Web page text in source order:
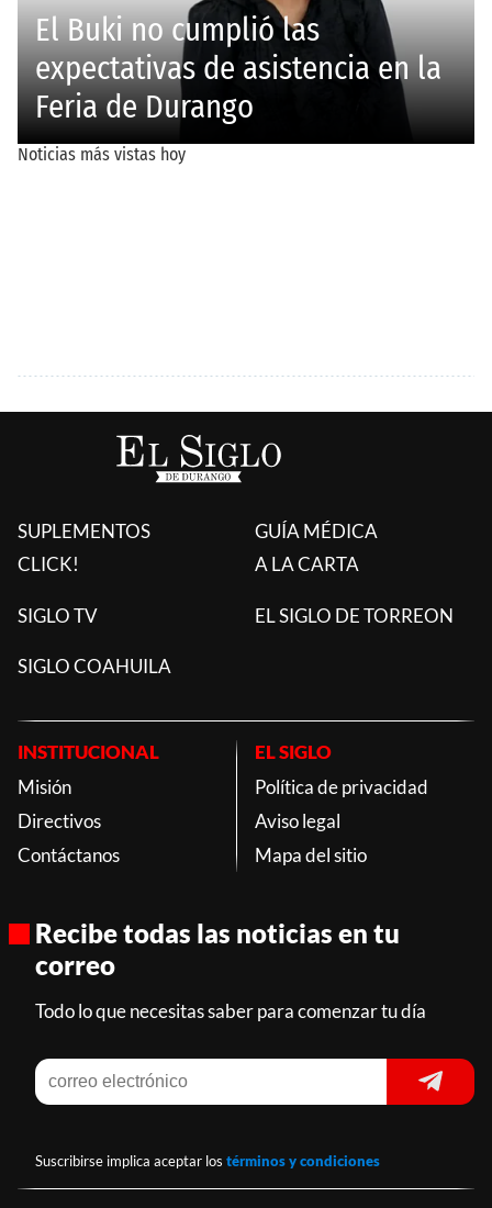
SUPLEMENTOS
CLICK!
GUÍA MÉDICA
A LA CARTA
SIGLO TV EL SIGLO DE TORREON
SIGLO COAHUILA
INSTITUCIONAL
Misión
Directivos
Contáctanos
EL SIGLO
Política de privacidad
Aviso legal
Mapa del sitio
Recibe todas las noticias en tu
correo
Todo lo que necesitas saber para comenzar tu día
Suscribirse implica aceptar los términos y condiciones